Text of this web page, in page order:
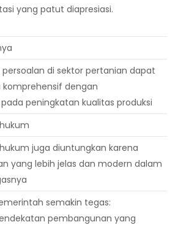
yang patut diapresiasi.
di sektor pertanian dapat
dengan
peningkatan kualitas produksi
juga diuntungkan karena
yang lebih jelas dan modern dalam
semakin tegas:
pembangunan yang